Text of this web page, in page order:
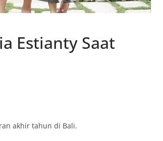
Estianty Saat
akhir tahun di Bali.